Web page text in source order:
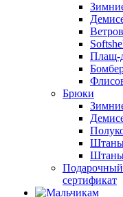
Плащ-
Брюки
Подарочный
сертификат